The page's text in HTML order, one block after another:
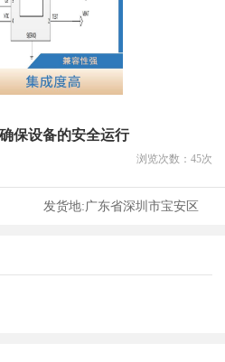
保设备的安全运行
浏览次数： 45次
发货地:广东省深圳市宝安区